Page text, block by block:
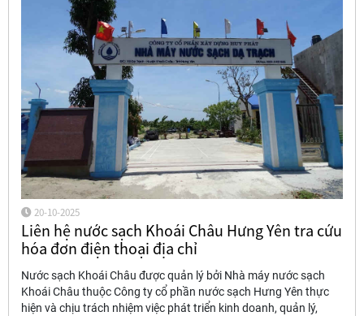
20-10-2025
Liên hệ nước sạch Khoái Châu Hưng Yên tra cứu
hóa đơn điện thoại địa chỉ
Nước sạch Khoái Châu được quản lý bởi Nhà máy nước sạch
Khoái Châu thuộc Công ty cổ phần nước sạch Hưng Yên thực
hiện và chịu trách nhiệm việc phát triển kinh doanh, quản lý,